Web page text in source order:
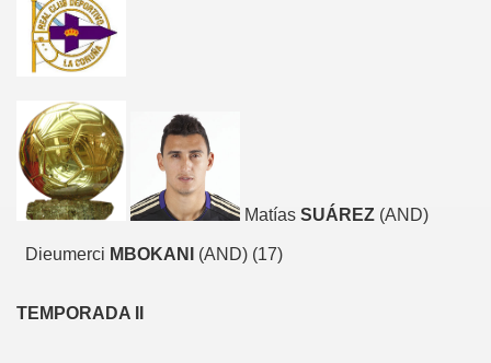
Matías SUÁREZ (AND)
Dieumerci MBOKANI (AND) (17)
TEMPORADA II